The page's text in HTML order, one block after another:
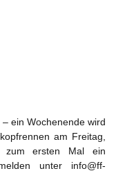
ein Wochenende wird
am Freitag,
zum ersten Mal ein
unter info@ff-